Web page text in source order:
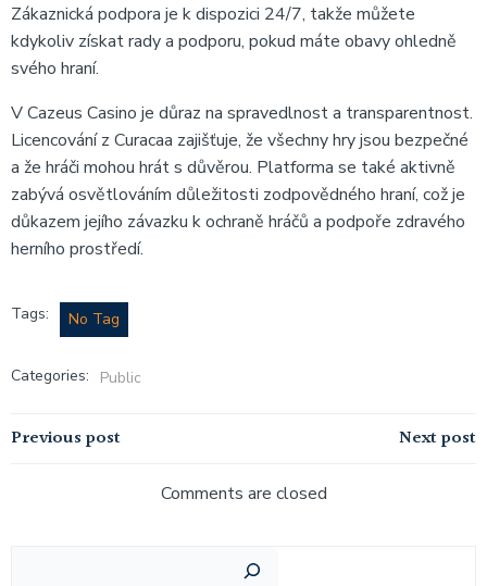
Zákaznická podpora je k dispozici 24/7, takže můžete
kdykoliv získat rady a podporu, pokud máte obavy ohledně
svého hraní.
V Cazeus Casino je důraz na spravedlnost a transparentnost.
Licencování z Curacaa zajišťuje, že všechny hry jsou bezpečné
a že hráči mohou hrát s důvěrou. Platforma se také aktivně
zabývá osvětlováním důležitosti zodpovědného hraní, což je
důkazem jejího závazku k ochraně hráčů a podpoře zdravého
herního prostředí.
Tags: No Tag
Categories: Public
Post
navigation
Previous post
navigation
Next post
Comments are closed